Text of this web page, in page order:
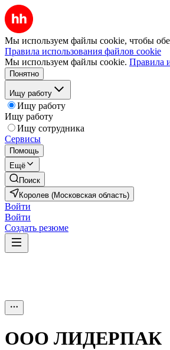
Мы используем файлы cookie, чтобы
Правила использования файлов cookie
Мы используем файлы cookie. Правила
Понятно
Ищу работу
Ищу работу
Ищу работу
Ищу сотрудника
Сервисы
Помощь
Ещё
Поиск
Королев (Московская область)
Войти
Войти
Создать резюме
ООО ЛИДЕРПАК